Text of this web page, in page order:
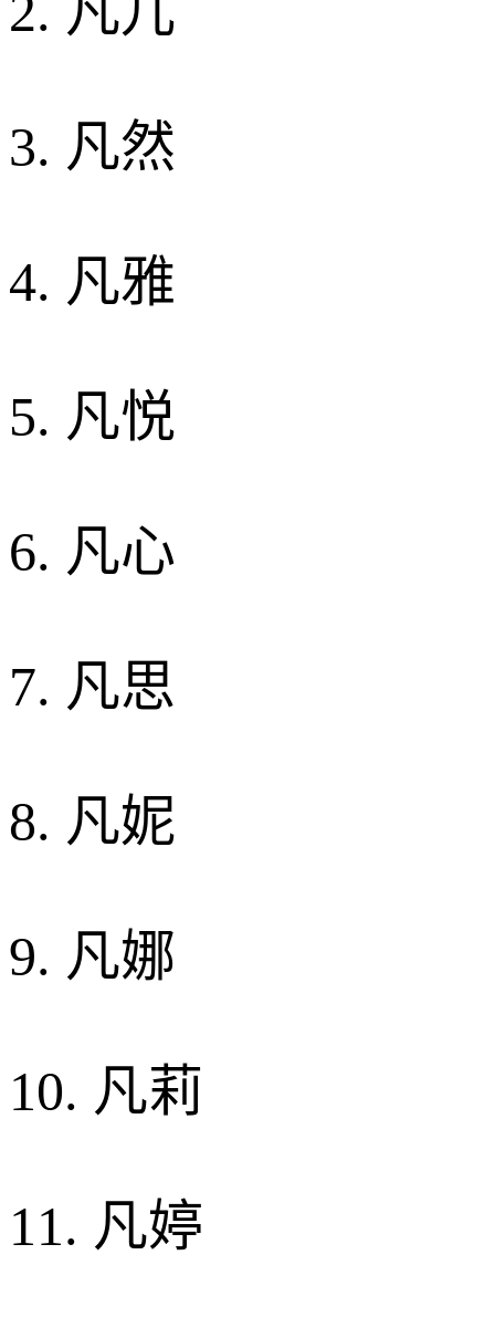
3. 凡然
4. 凡雅
5. 凡悦
6. 凡心
7. 凡思
8. 凡妮
9. 凡娜
10. 凡莉
11. 凡婷